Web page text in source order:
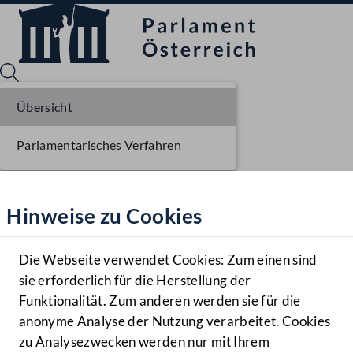
Hilfe
Benutzer
Navigationsmenü öffnen
MENÜ
Hinweise zu Cookies
Die Webseite verwendet Cookies: Zum einen sind
sie erforderlich für die Herstellung der
Funktionalität. Zum anderen werden sie für die
anonyme Analyse der Nutzung verarbeitet. Cookies
zu Analysezwecken werden nur mit Ihrem
Übersicht
Parlamentarisches Verfahren